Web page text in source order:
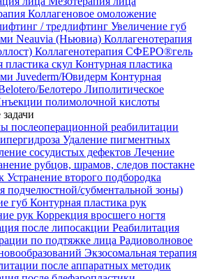
Коллагеновое омоложение
/ тредлифтинг Увеличение губ
Neauvia (Ньювиа) Коллагенотерапия
Коллагенотерапия СФЕРО®гель
пластика скул Контурная пластика
Juvederm/Ювидерм Контурная
Белотеро Липолитическое
полимолочной кислоты
послеоперационной реабилитации
Удаление пигментных
сосудистых дефектов Лечение
рубцов, шрамов, следов постакне
Устранение второго подбородка
подчелюстной/субментальной зоны)
губ Контурная пластика рук
рук Коррекция вросшего ногтя
после липосакции Реабилитация
по подтяжке лица Радиоволновое
Экзосомальная терапия
после аппаратных методик